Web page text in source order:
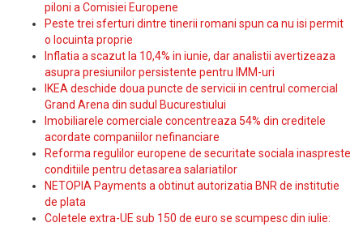
piloni a Comisiei Europene
Peste trei sferturi dintre tinerii romani spun ca nu isi permit
o locuinta proprie
Inflatia a scazut la 10,4% in iunie, dar analistii avertizeaza
asupra presiunilor persistente pentru IMM-uri
IKEA deschide doua puncte de servicii in centrul comercial
Grand Arena din sudul Bucurestiului
Imobiliarele comerciale concentreaza 54% din creditele
acordate companiilor nefinanciare
Reforma regulilor europene de securitate sociala inaspreste
conditiile pentru detasarea salariatilor
NETOPIA Payments a obtinut autorizatia BNR de institutie
de plata
Coletele extra-UE sub 150 de euro se scumpesc din iulie: